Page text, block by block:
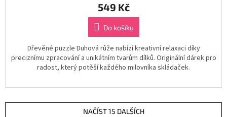
549 Kč
Do košíku
Dřevěné puzzle Duhová růže nabízí kreativní relaxaci díky
preciznímu zpracování a unikátním tvarům dílků. Originální dárek pro
radost, který potěší každého milovníka skládaček.
NAČÍST 15 DALŠÍCH